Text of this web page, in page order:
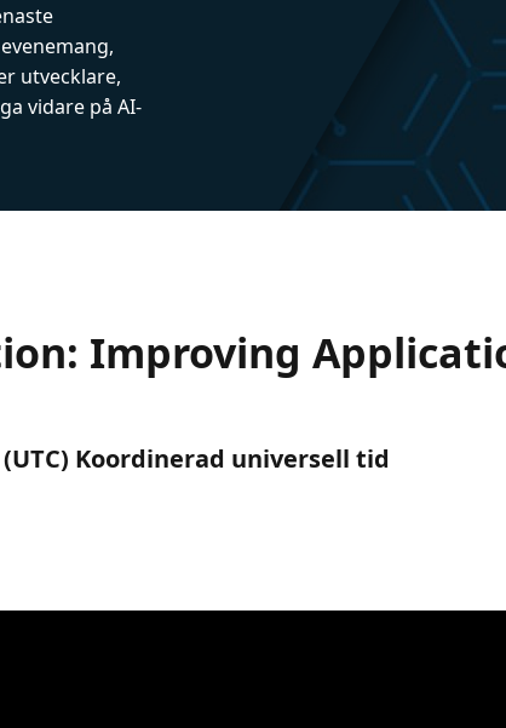
utvecklare,
vidare på AI-
Improving
Koordinerad universell tid